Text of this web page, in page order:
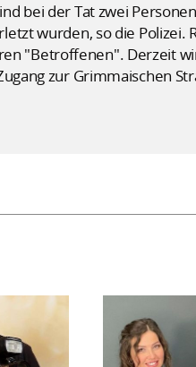
bei der Tat zwei
wurden, so die Polizei.
"Betroffenen". Derzeit
zur Grimmaischen